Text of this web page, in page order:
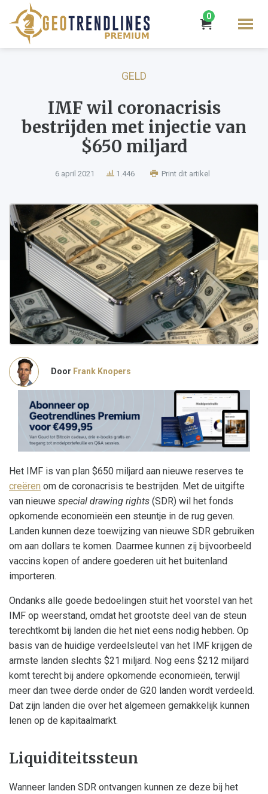
0
GELD
IMF wil coronacrisis
bestrijden met injectie van
$650 miljard
6 april 2021 1.446 Print dit artikel
Door Frank Knopers
Het IMF is van plan $650 miljard aan nieuwe reserves te
creëren om de coronacrisis te bestrijden. Met de uitgifte
van nieuwe special drawing rights (SDR) wil het fonds
opkomende economieën een steuntje in de rug geven.
Landen kunnen deze toewijzing van nieuwe SDR gebruiken
om aan dollars te komen. Daarmee kunnen zij bijvoorbeeld
vaccins kopen of andere goederen uit het buitenland
importeren.
Ondanks alle goede bedoelingen stuit het voorstel van het
IMF op weerstand, omdat het grootste deel van de steun
terechtkomt bij landen die het niet eens nodig hebben. Op
basis van de huidige verdeelsleutel van het IMF krijgen de
armste landen slechts $21 miljard. Nog eens $212 miljard
komt terecht bij andere opkomende economieën, terwijl
meer dan twee derde onder de G20 landen wordt verdeeld.
Dat zijn landen die over het algemeen gemakkelijk kunnen
lenen op de kapitaalmarkt.
Liquiditeitssteun
Wanneer landen SDR ontvangen kunnen ze deze bij het